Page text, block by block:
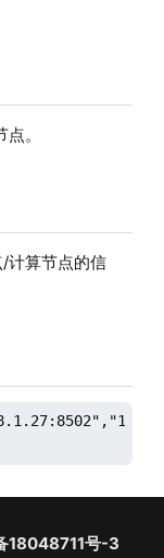
。
计算节点的信
18048711号-3